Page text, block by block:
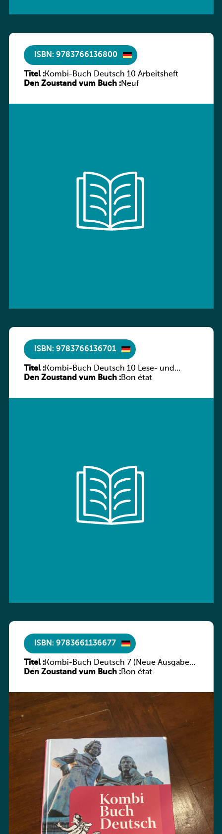
ISBN: 9783766136800
Titel :Kombi-Buch Deutsch 10 Arbeitsheft
Den Zoustand vum Buch :Neuf
ISBN: 9783766136701
Titel :Kombi-Buch Deutsch 10 Lese- und
Sprachbuch
Den Zoustand vum Buch :Bon état
ISBN: 9783661136677
Titel :Kombi-Buch Deutsch 7 (Neue Ausgabe
Luxemburg)
Den Zoustand vum Buch :Bon état